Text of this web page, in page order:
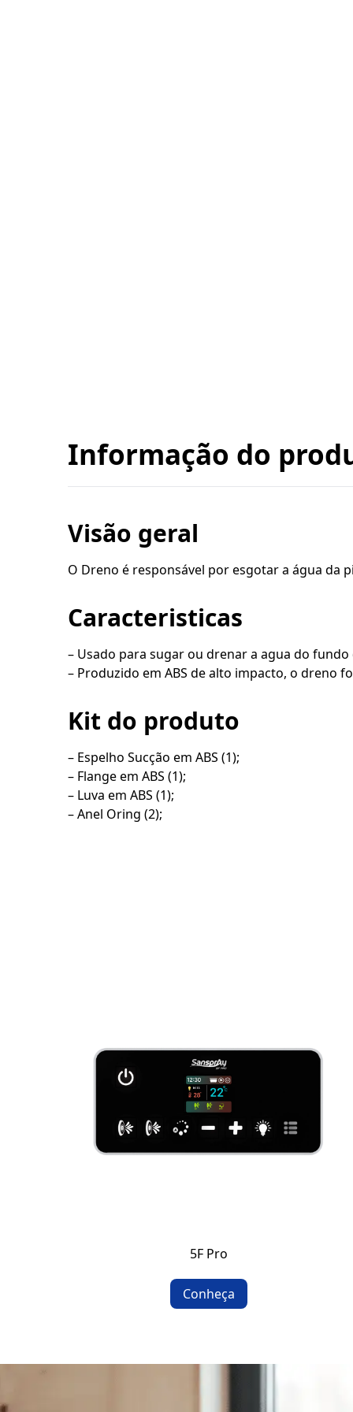
Informação do
Visão geral
O Dreno é responsável por esgotar a água da
Caracteristicas
– Usado para sugar ou drenar a agua do fundo
– Produzido em ABS de alto impacto, o dreno
Kit do produto
– Espelho Sucção em ABS (1);
– Flange em ABS (1);
– Luva em ABS (1);
– Anel Oring (2);
5F Pro
Conheça